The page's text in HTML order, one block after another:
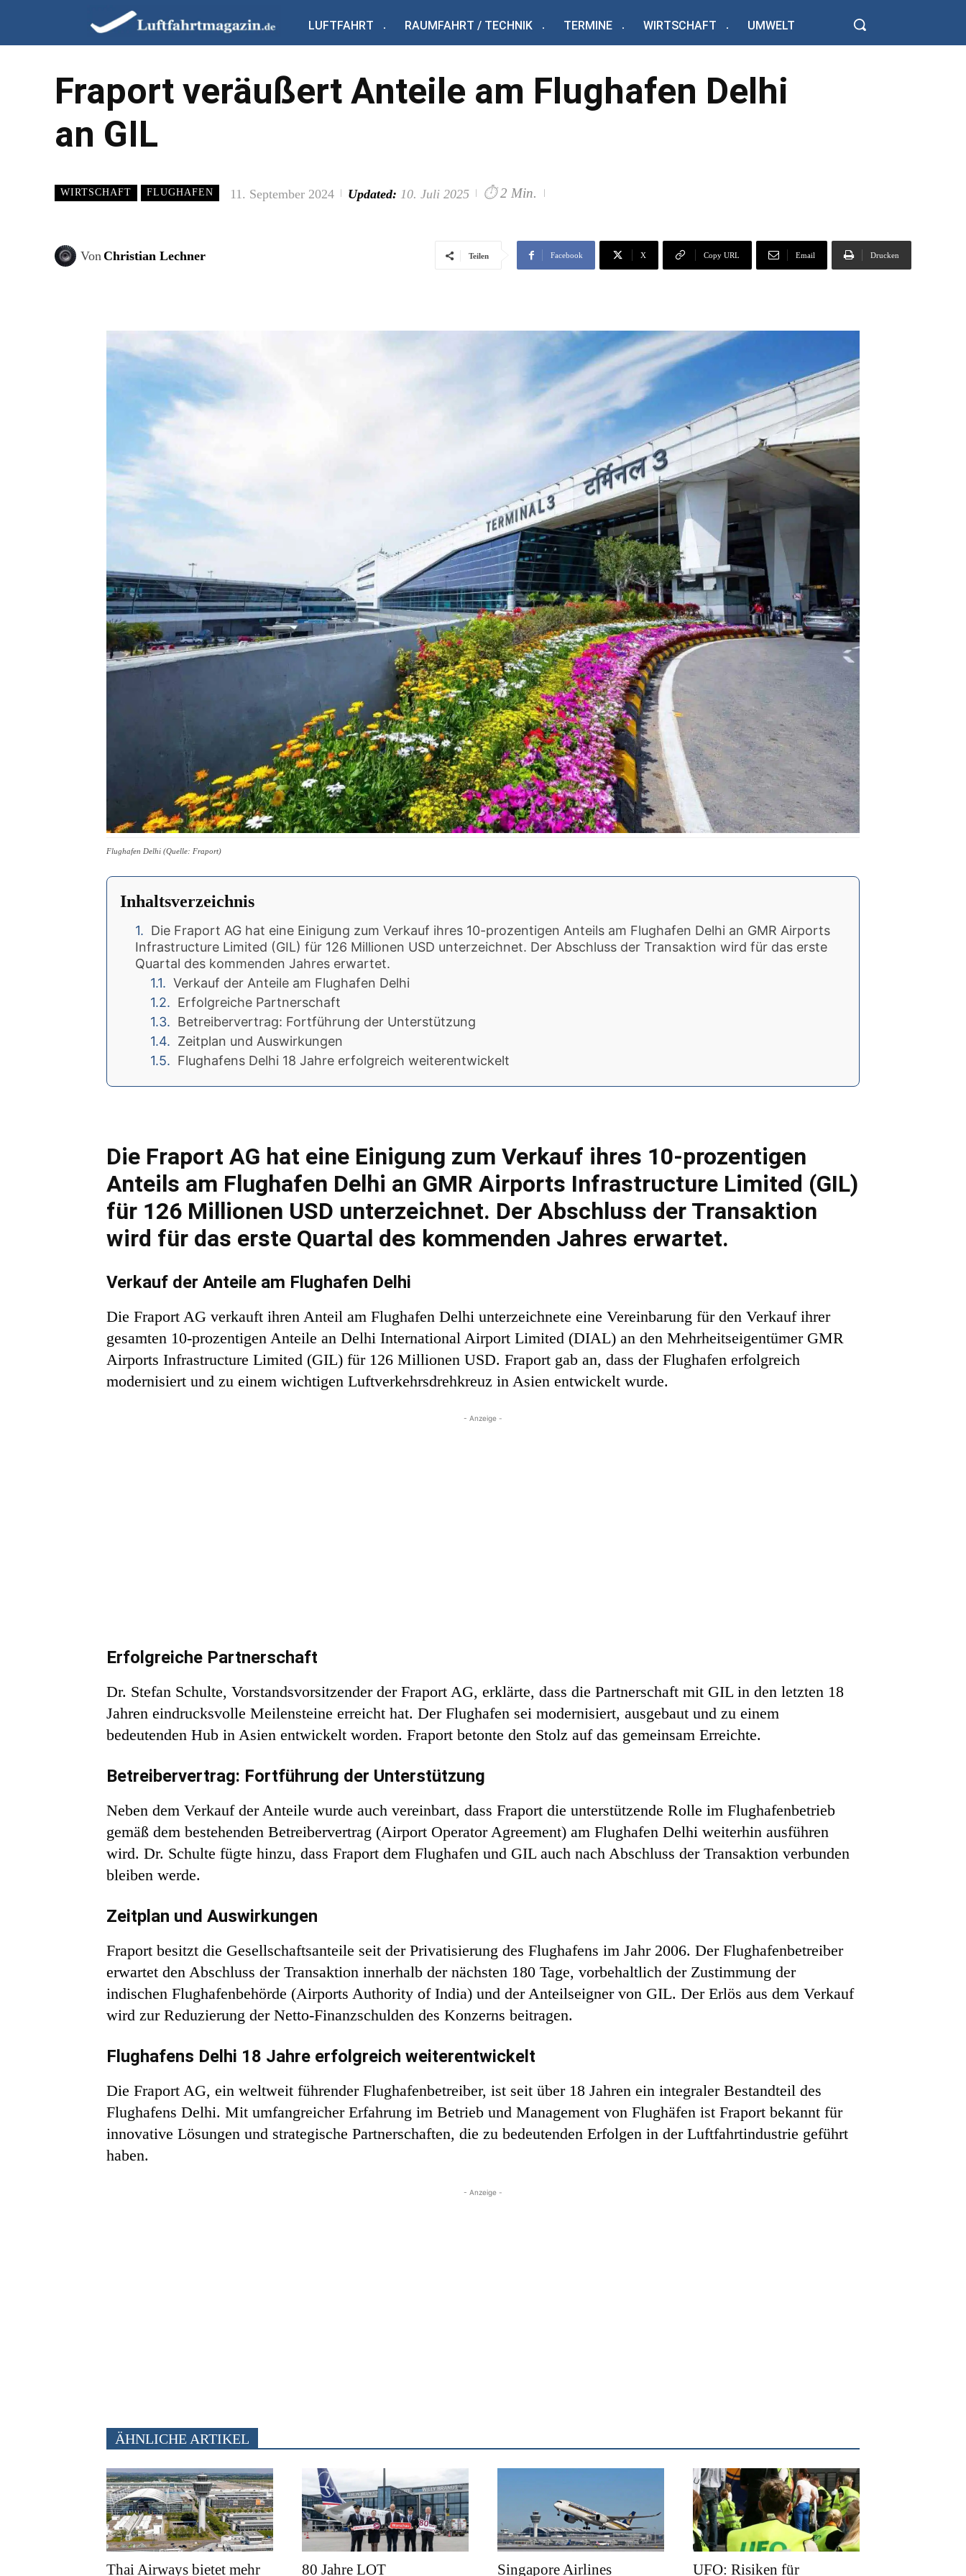
LUFTFAHRT RAUMFAHRT / TECHNIK TERMINE WIRTSCHAFT UMWELT
Fraport veräußert Anteile am Flughafen Delhi
an GIL
WIRTSCHAFT FLUGHAFEN 11. September 2024 Updated: 10. Juli 2025 ⏱ 2 Min.
VonChristian Lechner Teilen Facebook X Copy URL Email Drucken
Flughafen Delhi (Quelle: Fraport)
Inhaltsverzeichnis
Die Fraport AG hat eine Einigung zum Verkauf ihres 10-prozentigen Anteils am Flughafen Delhi an GMR Airports
Infrastructure Limited (GIL) für 126 Millionen USD unterzeichnet. Der Abschluss der Transaktion wird für das erste
Quartal des kommenden Jahres erwartet.
Verkauf der Anteile am Flughafen Delhi
Erfolgreiche Partnerschaft
Betreibervertrag: Fortführung der Unterstützung
Zeitplan und Auswirkungen
Flughafens Delhi 18 Jahre erfolgreich weiterentwickelt
Die Fraport AG hat eine Einigung zum Verkauf ihres 10-prozentigen
Anteils am Flughafen Delhi an GMR Airports Infrastructure Limited (GIL)
für 126 Millionen USD unterzeichnet. Der Abschluss der Transaktion
wird für das erste Quartal des kommenden Jahres erwartet.
Verkauf der Anteile am Flughafen Delhi
Die Fraport AG verkauft ihren Anteil am Flughafen Delhi unterzeichnete eine Vereinbarung für den Verkauf ihrer
gesamten 10-prozentigen Anteile an Delhi International Airport Limited (DIAL) an den Mehrheitseigentümer GMR
Airports Infrastructure Limited (GIL) für 126 Millionen USD. Fraport gab an, dass der Flughafen erfolgreich
modernisiert und zu einem wichtigen Luftverkehrsdrehkreuz in Asien entwickelt wurde.
- Anzeige -
Erfolgreiche Partnerschaft
Dr. Stefan Schulte, Vorstandsvorsitzender der Fraport AG, erklärte, dass die Partnerschaft mit GIL in den letzten 18
Jahren eindrucksvolle Meilensteine erreicht hat. Der Flughafen sei modernisiert, ausgebaut und zu einem
bedeutenden Hub in Asien entwickelt worden. Fraport betonte den Stolz auf das gemeinsam Erreichte.
Betreibervertrag: Fortführung der Unterstützung
Neben dem Verkauf der Anteile wurde auch vereinbart, dass Fraport die unterstützende Rolle im Flughafenbetrieb
gemäß dem bestehenden Betreibervertrag (Airport Operator Agreement) am Flughafen Delhi weiterhin ausführen
wird. Dr. Schulte fügte hinzu, dass Fraport dem Flughafen und GIL auch nach Abschluss der Transaktion verbunden
bleiben werde.
Zeitplan und Auswirkungen
Fraport besitzt die Gesellschaftsanteile seit der Privatisierung des Flughafens im Jahr 2006. Der Flughafenbetreiber
erwartet den Abschluss der Transaktion innerhalb der nächsten 180 Tage, vorbehaltlich der Zustimmung der
indischen Flughafenbehörde (Airports Authority of India) und der Anteilseigner von GIL. Der Erlös aus dem Verkauf
wird zur Reduzierung der Netto-Finanzschulden des Konzerns beitragen.
Flughafens Delhi 18 Jahre erfolgreich weiterentwickelt
Die Fraport AG, ein weltweit führender Flughafenbetreiber, ist seit über 18 Jahren ein integraler Bestandteil des
Flughafens Delhi. Mit umfangreicher Erfahrung im Betrieb und Management von Flughäfen ist Fraport bekannt für
innovative Lösungen und strategische Partnerschaften, die zu bedeutenden Erfolgen in der Luftfahrtindustrie geführt
haben.
- Anzeige -
ÄHNLICHE ARTIKEL
Thai Airways bietet mehr 80 Jahre LOT Singapore Airlines UFO: Risiken für